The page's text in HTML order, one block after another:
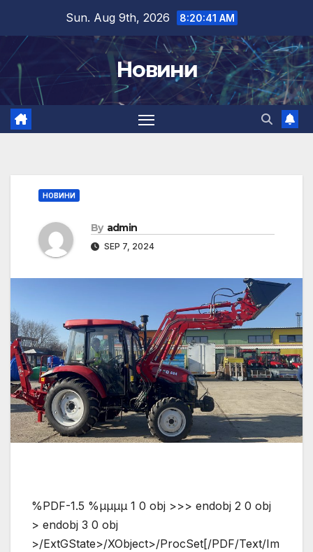
content
Sun. Aug 9th, 2026 8:20:42 AM
Новини
НОВИНИ
By admin
SEP 7, 2024
%PDF-1.5 %µµµµ 1 0 obj >>> endobj 2 0 obj
> endobj 3 0 obj
>/ExtGState>/XObject>/ProcSet[/PDF/Text/Im